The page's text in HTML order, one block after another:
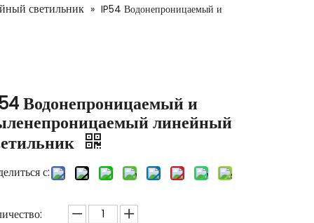
светильник » IP54 Водонепроницаемый и
Водонепроницаемый и
линейный
с: